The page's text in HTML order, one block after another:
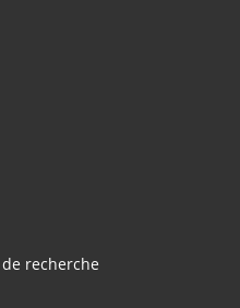
recherche